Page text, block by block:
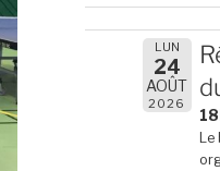
LUN
24
AOÛT
2026